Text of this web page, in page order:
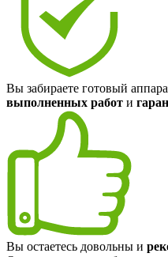
Вы забираете готовый
выполненных работ и
Вы остаетесь довольны и